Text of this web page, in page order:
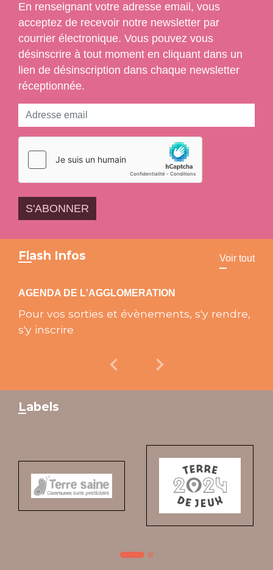
En renseignant votre adresse email, vous
acceptez de recevoir notre newsletter par
courrier électronique. Vous pouvez vous
désinscrire à tout moment en cliquant dans un
lien de désinscription dans chaque newsletter
réceptionnée.
S'ABONNER
Flash Infos Voir tout
DE L'AGGLOMERATION
vos sorties et évènements, s'y rendre,
inscrire
J'aime
chevron_left Previous
chevron_right
Labels